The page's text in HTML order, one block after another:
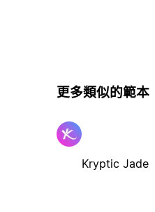
更多類似的範本
Kryptic Jade